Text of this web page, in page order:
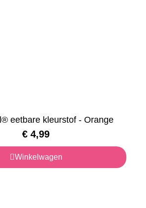
eetbare kleurstof - Orange
€ 4,99
Winkelwagen